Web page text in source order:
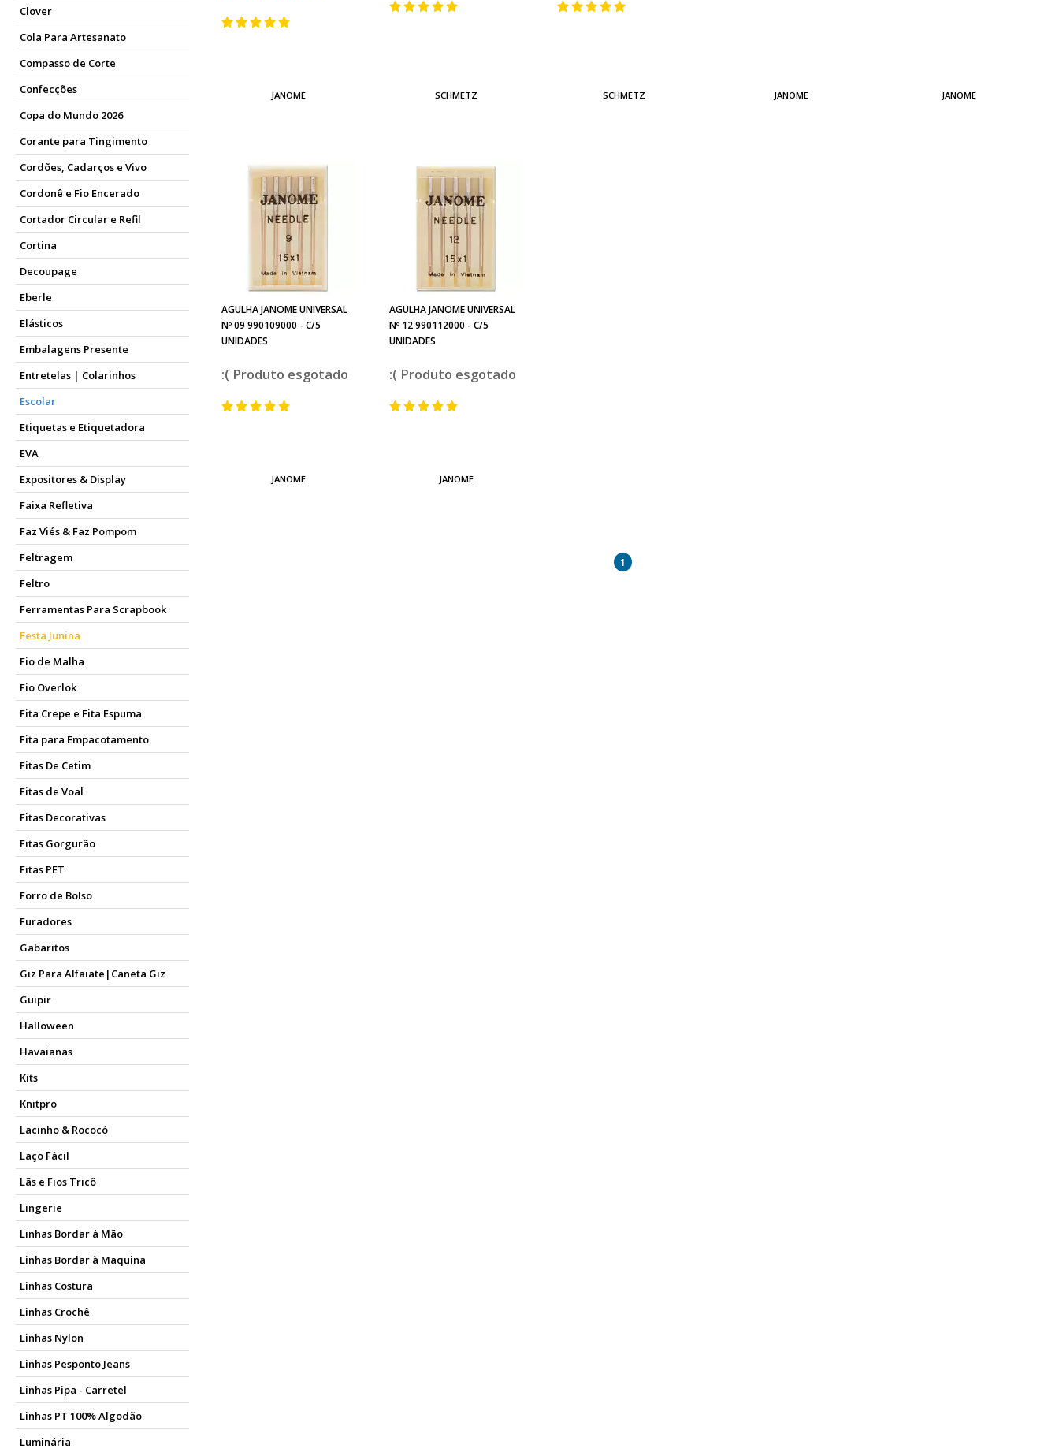
Clover
Cola Para Artesanato
Compasso de Corte
Confecções
Copa do Mundo 2026
Corante para Tingimento
Cordões, Cadarços e Vivo
Cordonê e Fio Encerado
Cortador Circular e Refil
Cortina
Decoupage
Eberle
Elásticos
Embalagens Presente
Entretelas | Colarinhos
Escolar
Etiquetas e Etiquetadora
EVA
Expositores & Display
Faixa Refletiva
Faz Viés & Faz Pompom
Feltragem
Feltro
Ferramentas Para Scrapbook
Festa Junina
Fio de Malha
Fio Overlok
Fita Crepe e Fita Espuma
Fita para Empacotamento
Fitas De Cetim
Fitas de Voal
Fitas Decorativas
Fitas Gorgurão
Fitas PET
Forro de Bolso
Furadores
Gabaritos
Giz Para Alfaiate|Caneta Giz
Guipir
Halloween
Havaianas
Kits
Knitpro
Lacinho & Rococó
Laço Fácil
Lãs e Fios Tricô
Lingerie
Linhas Bordar à Mão
Linhas Bordar à Maquina
Linhas Costura
Linhas Crochê
Linhas Nylon
Linhas Pesponto Jeans
Linhas Pipa - Carretel
Linhas PT 100% Algodão
Luminária
JANOME SCHMETZ SCHMETZ JANOME JANOME
AGULHA JANOME UNIVERSAL
Nº 09 990109000 - C/5
UNIDADES
esgotado
JANOME
AGULHA JANOME UNIVERSAL
Nº 12 990112000 - C/5
UNIDADES
esgotado
JANOME
1